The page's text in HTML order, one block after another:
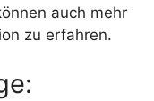
auch mehr
zu erfahren.